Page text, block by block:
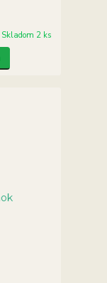
Skladom 2 ks